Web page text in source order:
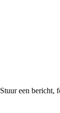
Stuur een bericht,